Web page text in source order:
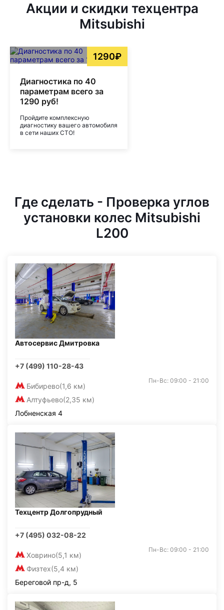
Акции и скидки техцентра
Mitsubishi
1290₽
Диагностика по 40
параметрам всего за
1290 руб!
Пройдите комплексную
диагностику вашего автомобиля
в сети наших СТО!
Где сделать - Проверка углов
установки колес Mitsubishi
L200
Автосервис Дмитровка
+7 (499) 110-28-43
Бибирево(1,6 км)
Алтуфьево(2,35 км)
Пн-Вс: 09:00 - 21:00
Лобненская 4
Техцентр Долгопрудный
+7 (495) 032-08-22
Ховрино(5,1 км)
Физтех(5,4 км)
Пн-Вс: 09:00 - 21:00
Береговой пр-д, 5